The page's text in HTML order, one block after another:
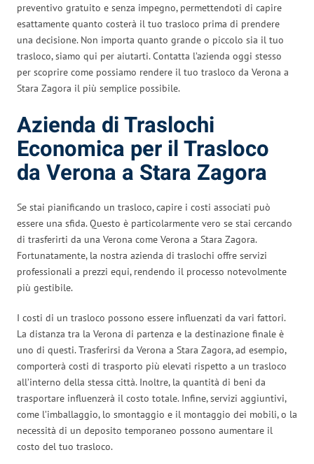
preventivo gratuito e senza impegno, permettendoti di capire
esattamente quanto costerà il tuo trasloco prima di prendere
una decisione. Non importa quanto grande o piccolo sia il tuo
trasloco, siamo qui per aiutarti. Contatta l’azienda oggi stesso
per scoprire come possiamo rendere il tuo trasloco da Verona a
Stara Zagora il più semplice possibile.
Azienda di Traslochi
Economica per il Trasloco
da Verona a Stara Zagora
Se stai pianificando un trasloco, capire i costi associati può
essere una sfida. Questo è particolarmente vero se stai cercando
di trasferirti da una Verona come Verona a Stara Zagora.
Fortunatamente, la nostra azienda di traslochi offre servizi
professionali a prezzi equi, rendendo il processo notevolmente
più gestibile.
I costi di un trasloco possono essere influenzati da vari fattori.
La distanza tra la Verona di partenza e la destinazione finale è
uno di questi. Trasferirsi da Verona a Stara Zagora, ad esempio,
comporterà costi di trasporto più elevati rispetto a un trasloco
all’interno della stessa città. Inoltre, la quantità di beni da
trasportare influenzerà il costo totale. Infine, servizi aggiuntivi,
come l’imballaggio, lo smontaggio e il montaggio dei mobili, o la
necessità di un deposito temporaneo possono aumentare il
costo del tuo trasloco.